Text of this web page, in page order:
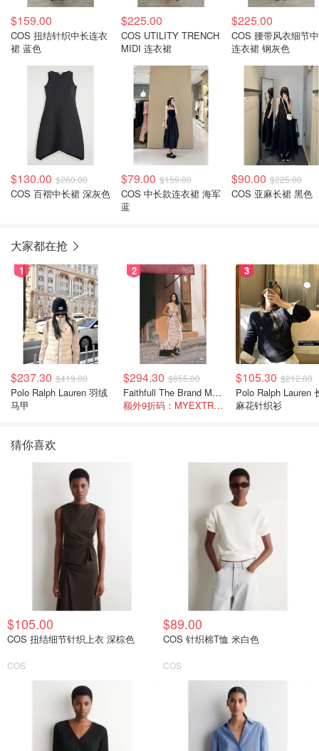
$159.00
COS 扭结针织中长连衣
裙 蓝色
$225.00
COS UTILITY TRENCH
MIDI 连衣裙
$225.00
COS 腰带风衣细节
连衣裙 钢灰色
$130.00 $260.00
COS 百褶中长裙 深灰色
$79.00 $159.00
COS 中长款连衣裙 海军
蓝
$90.00 $225.00
COS 亚麻长裙 黑色
大家都在抢
1
$237.30 $419.00
Polo Ralph Lauren 羽绒
马甲
2
$294.30 $655.00
Faithfull The Brand Marais 格纹亚麻吊带中长连衣裙
额外9折码：MYEXTRA10
3
$105.30 $212.00
Polo Ralph Lauren 长袖
麻花针织衫
猜你喜欢
$105.00
COS 扭结细节针织上衣 深棕色
COS
$89.00
COS 针织棉T恤 米白色
COS